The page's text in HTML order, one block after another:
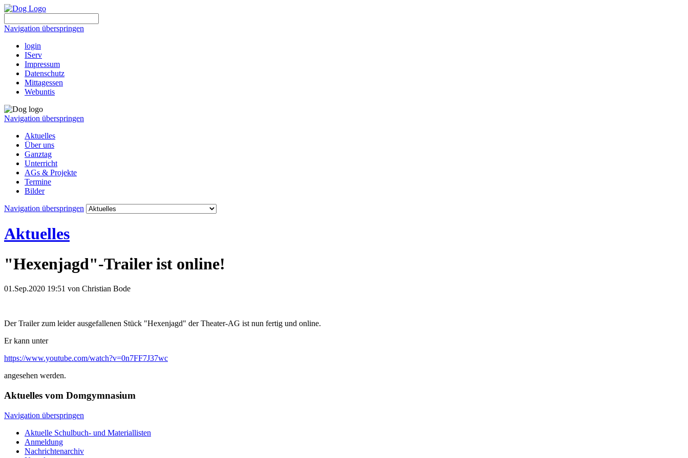
Navigation überspringen
login
IServ
Impressum
Datenschutz
Mittagessen
Webuntis
Navigation überspringen
Aktuelles
Über uns
Ganztag
Unterricht
AGs & Projekte
Termine
Bilder
Navigation überspringen
Aktuelles
"Hexenjagd"-Trailer ist online!
01.Sep.2020 19:51 von Christian Bode
Der Trailer zum leider ausgefallenen Stück "Hexenjagd" der Theater-AG ist nun fertig und online.
Er kann unter
https://www.youtube.com/watch?v=0n7FF7J37wc
angesehen werden.
Aktuelles vom Domgymnasium
Navigation überspringen
Aktuelle Schulbuch- und Materiallisten
Anmeldung
Nachrichtenarchiv